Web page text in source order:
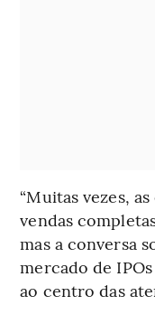
“Muitas vezes,
vendas
mas a conversa
mercado de
ao centro das